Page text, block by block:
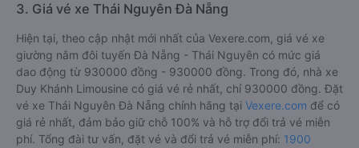
3. Giá vé xe Thái Nguyên Đà Nẵng
Hiện tại, theo cập nhật mới nhất của Vexere.com, giá vé xe
giường nằm đôi tuyến Đà Nẵng - Thái Nguyên có mức giá
dao động từ 930000 đồng - 930000 đồng. Trong đó, nhà xe
Duy Khánh Limousine có giá vé rẻ nhất, chỉ 930000 đồng. Đặt
vé xe Thái Nguyên Đà Nẵng chính hãng tại Vexere.com để có
giá rẻ nhất, đảm bảo giữ chỗ 100% và hỗ trợ đổi trả vé miễn
phí. Tổng đài tư vấn, đặt vé và đổi trả vé miễn phí: 1900